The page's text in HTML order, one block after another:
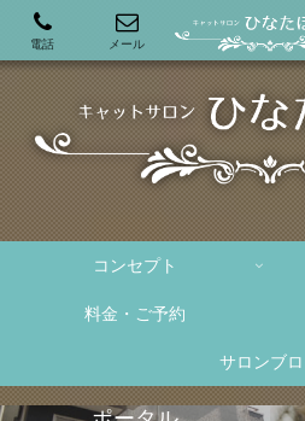
コンセプト
料金・ご予約
サロンブ
電話 メール